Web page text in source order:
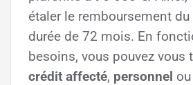
étaler le remboursement
durée de 72 mois. En
besoins, vous pouvez vous
crédit affecté, personnel